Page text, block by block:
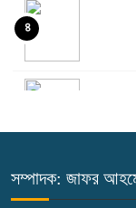
৪
সম্পাদক: জাফর